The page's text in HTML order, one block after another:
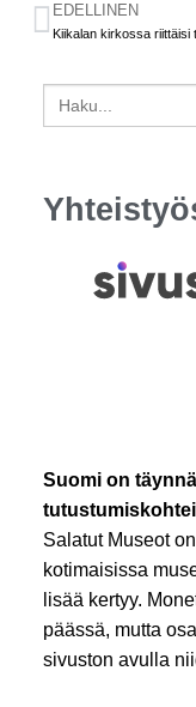
EDELLINEN
Search
for:
Suomi on
Salatut Museot
kotimaisissa
lisää kertyy.
päässä, mutta
sivuston avulla